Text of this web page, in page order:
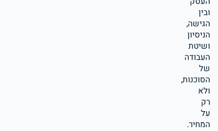
ובין
הגישה,
הניסיון
ושיטת
העבודה
של
הסוכנות,
ולא
רק
על
המחיר.